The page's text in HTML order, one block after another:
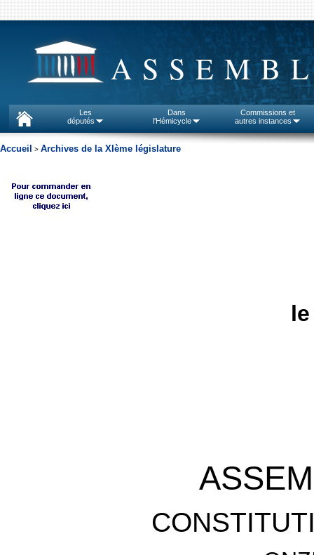
Les
députés
Dans
l'Hémicycle
Commissions et
autres instances
Accueil > Archives de la XIème législature